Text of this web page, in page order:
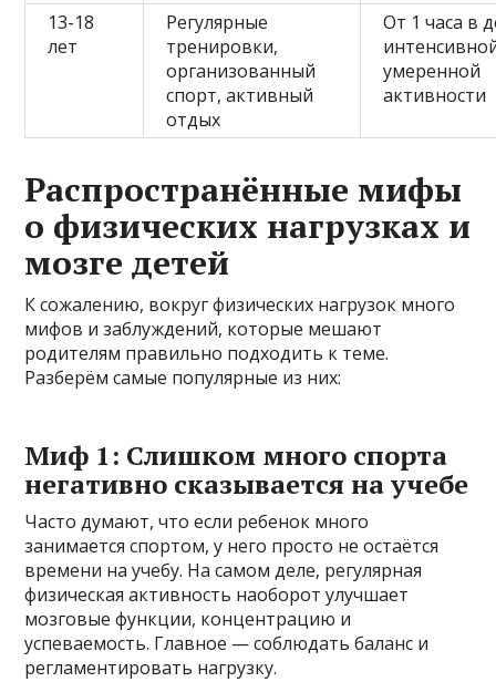
13-18
лет
Регулярные
тренировки,
организованный
спорт, активный
отдых
От 1 часа в
умеренной
активности
Распространённые мифы
о физических нагрузках и
мозге детей
К сожалению, вокруг физических нагрузок много
мифов и заблуждений, которые мешают
родителям правильно подходить к теме.
Разберём самые популярные из них:
Миф 1: Слишком много спорта
негативно сказывается на учебе
Часто думают, что если ребенок много
занимается спортом, у него просто не остаётся
времени на учебу. На самом деле, регулярная
физическая активность наоборот улучшает
мозговые функции, концентрацию и
успеваемость. Главное — соблюдать баланс и
регламентировать нагрузку.